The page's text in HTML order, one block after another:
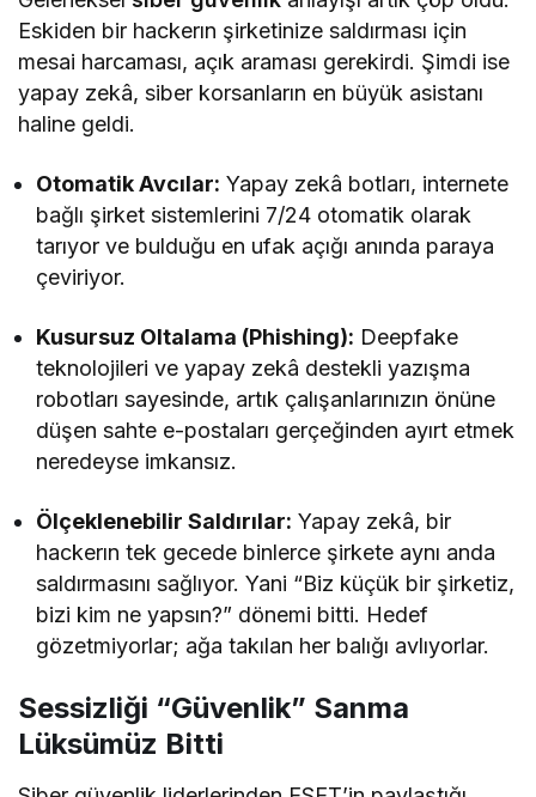
Eskiden bir hackerın şirketinize saldırması için
mesai harcaması, açık araması gerekirdi. Şimdi ise
yapay zekâ, siber korsanların en büyük asistanı
haline geldi.
Otomatik Avcılar: Yapay zekâ botları, internete
bağlı şirket sistemlerini 7/24 otomatik olarak
tarıyor ve bulduğu en ufak açığı anında paraya
çeviriyor.
Kusursuz Oltalama (Phishing): Deepfake
teknolojileri ve yapay zekâ destekli yazışma
robotları sayesinde, artık çalışanlarınızın önüne
düşen sahte e-postaları gerçeğinden ayırt etmek
neredeyse imkansız.
Ölçeklenebilir Saldırılar: Yapay zekâ, bir
hackerın tek gecede binlerce şirkete aynı anda
saldırmasını sağlıyor. Yani “Biz küçük bir şirketiz,
bizi kim ne yapsın?” dönemi bitti. Hedef
gözetmiyorlar; ağa takılan her balığı avlıyorlar.
Sessizliği “Güvenlik” Sanma
Lüksümüz Bitti